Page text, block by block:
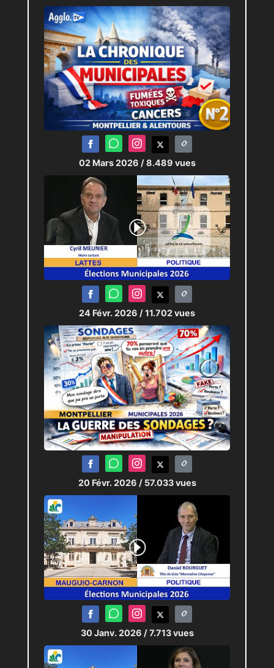
02 Mars 2026 / 8.489 vues
24 Févr. 2026 / 11.702 vues
20 Févr. 2026 / 57.033 vues
30 Janv. 2026 / 7.713 vues